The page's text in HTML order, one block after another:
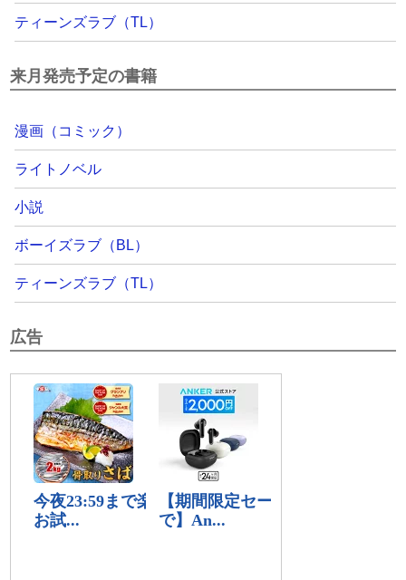
ティーンズラブ（TL）
来月発売予定の書籍
漫画（コミック）
ライトノベル
小説
ボーイズラブ（BL）
ティーンズラブ（TL）
広告